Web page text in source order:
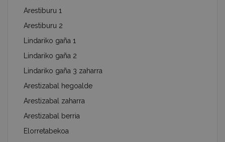
Arestiburu 1
Arestiburu 2
Lindariko gaña 1
Lindariko gaña 2
Lindariko gaña 3 zaharra
Arestizabal hegoalde
Arestizabal zaharra
Arestizabal berria
Elorretabekoa